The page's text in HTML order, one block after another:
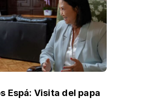
Espá: Visita del papa